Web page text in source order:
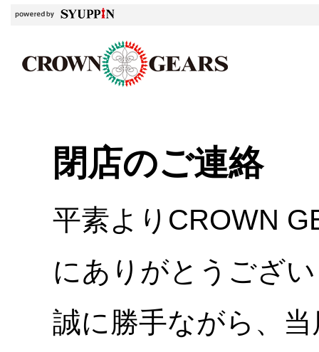
閉店のご連絡
平素よりCROWN
にありがとうござ
誠に勝手ながら、